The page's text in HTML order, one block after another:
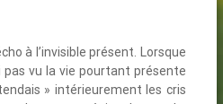
à l’invisible présent. Lorsque
pas vu la vie pourtant présente
» intérieurement les cris